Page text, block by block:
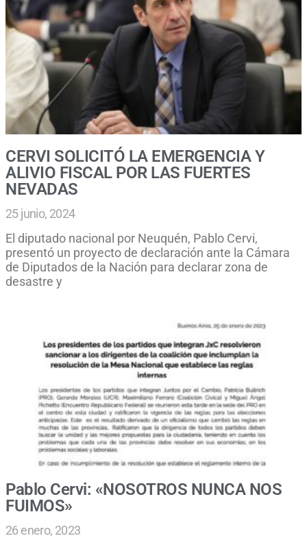
CERVI SOLICITÓ LA EMERGENCIA Y
ALIVIO FISCAL POR LAS FUERTES
NEVADAS
25 junio, 2024
El diputado nacional por Neuquén, Pablo Cervi,
presentó un proyecto de declaración ante la Cámara
de Diputados de la Nación para declarar zona de
desastre y
Pablo Cervi: «NOSOTROS NUNCA NOS
FUIMOS»
26 enero, 2023